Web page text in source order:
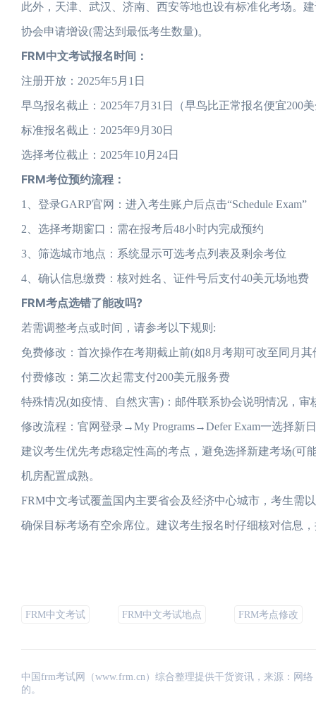
此外，天津、武汉、济南、西安等地也设有标准化考场。
协会申请增设(需达到最低考生数量)。
FRM中文考试报名时间：
注册开放：2025年5月1日
早鸟报名截止：2025年7月31日（早鸟比正常报名便宜200
标准报名截止：2025年9月30日
选择考位截止：2025年10月24日
FRM考位预约流程：
1、登录GARP官网：进入考生账户后点击“Schedule Exam”
2、选择考期窗口：需在报考后48小时内完成预约
3、筛选城市地点：系统显示可选考点列表及剩余考位
4、确认信息缴费：核对姓名、证件号后支付40美元场地费
FRM考点选错了能改吗?
若需调整考点或时间，请参考以下规则:
免费修改：首次操作在考期截止前(如8月考期可改至同月其
付费修改：第二次起需支付200美元服务费
特殊情况(如疫情、自然灾害)：邮件联系协会说明情况，审
修改流程：官网登录→My Programs→Defer Exam一选择新
建议考生优先考虑稳定性高的考点，避免选择新建考场(可
机房配置成熟。
FRM中文考试覆盖国内主要省会及经济中心城市，考生需
确保目标考场有空余席位。建议考生报名时仔细核对信息
FRM中文考试 FRM中文考试地点 FRM考点修改
中国frm考试网（www.frm.cn）综合整理提供干货资讯，来源：网
的。